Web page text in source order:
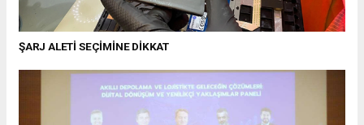
ŞARJ ALETİ SEÇİMİNE DİKKAT